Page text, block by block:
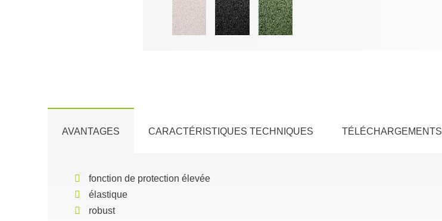
AVANTAGES CARACTÉRISTIQUES TECHNIQUES TÉLÉCHARGEMENTS
fonction de protection élevée
élastique
robust